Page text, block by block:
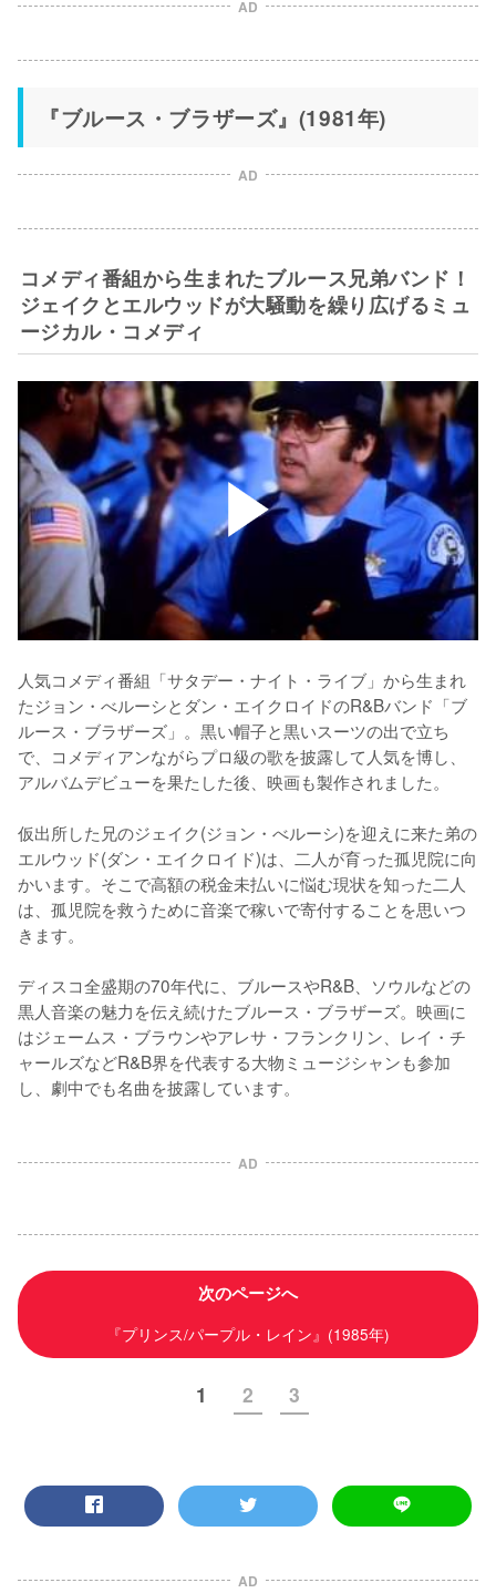
AD
『ブルース・ブラザーズ』(1981年)
AD
コメディ番組から生まれたブルース兄弟バンド！
ジェイクとエルウッドが大騒動を繰り広げるミュ
ージカル・コメディ
人気コメディ番組「サタデー・ナイト・ライブ」から生まれ
たジョン・べルーシとダン・エイクロイドのR&Bバンド「ブ
ルース・ブラザーズ」。黒い帽子と黒いスーツの出で立ち
で、コメディアンながらプロ級の歌を披露して人気を博し、
アルバムデビューを果たした後、映画も製作されました。
仮出所した兄のジェイク(ジョン・べルーシ)を迎えに来た弟の
エルウッド(ダン・エイクロイド)は、二人が育った孤児院に向
かいます。そこで高額の税金未払いに悩む現状を知った二人
は、孤児院を救うために音楽で稼いで寄付することを思いつ
きます。
ディスコ全盛期の70年代に、ブルースやR&B、ソウルなどの
黒人音楽の魅力を伝え続けたブルース・ブラザーズ。映画に
はジェームス・ブラウンやアレサ・フランクリン、レイ・チ
ャールズなどR&B界を代表する大物ミュージシャンも参加
し、劇中でも名曲を披露しています。
AD
次のページへ
『プリンス/パープル・レイン』(1985年)
1 2 3
AD